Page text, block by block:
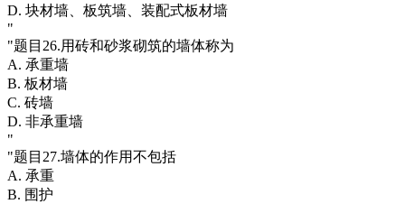
D. 块材墙、板筑墙、装配式板材墙
"
"题目26.用砖和砂浆砌筑的墙体称为
A. 承重墙
B. 板材墙
C. 砖墙
D. 非承重墙
"
"题目27.墙体的作用不包括
A. 承重
B. 围护